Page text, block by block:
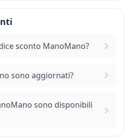
sconto ManoMano?
sono aggiornati?
sono disponibili